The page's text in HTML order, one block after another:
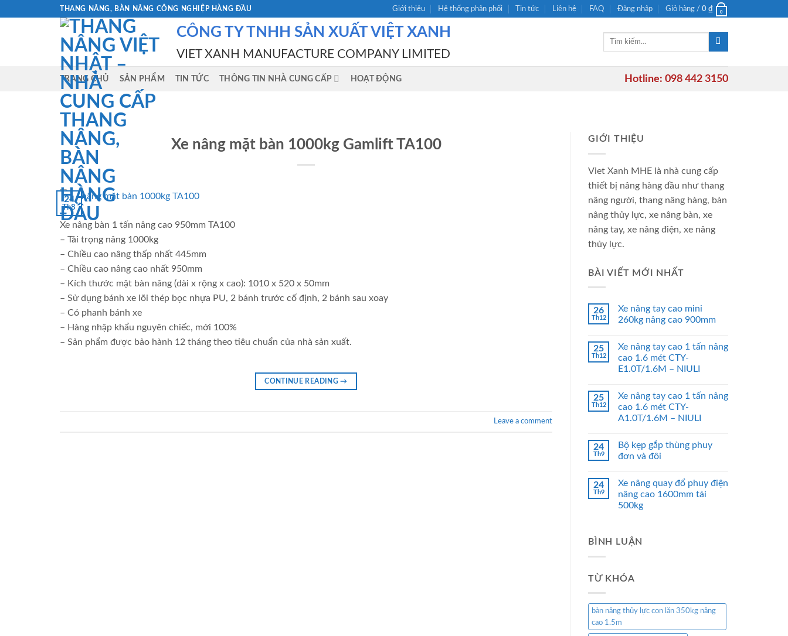
THANG NÂNG, BÀN NÂNG CÔNG NGHIỆP HÀNG ĐẦU Giới thiệu Hệ thống phân phối Tin tức Liên hệ FAQ Đăng nhập Giỏ hàng / 0 ₫ 0
CÔNG TY TNHH SẢN XUẤT VIỆT XANH
VIET XANH MANUFACTURE COMPANY LIMITED
Tìm
TRANG CHỦ SẢN PHẨM TIN TỨC THÔNG TIN NHÀ CUNG CẤP HOẠT ĐỘNG Hotline: 098 442 3150
Xe nâng mặt bàn 1000kg Gamlift TA100
24
Th8
Xe nâng bàn 1 tấn nâng cao 950mm TA100
– Tải trọng nâng 1000kg
– Chiều cao nâng thấp nhất 445mm
– Chiều cao nâng cao nhất 950mm
– Kích thước mặt bàn nâng (dài x rộng x cao): 1010 x 520 x 50mm
– Sử dụng bánh xe lõi thép bọc nhựa PU, 2 bánh trước cố định, 2 bánh sau xoay
– Có phanh bánh xe
– Hàng nhập khẩu nguyên chiếc, mới 100%
– Sản phẩm được bảo hành 12 tháng theo tiêu chuẩn của nhà sản xuất.
CONTINUE READING→
Leave a comment
GIỚI THIỆU
Viet Xanh MHE là nhà cung cấp
thiết bị nâng hàng đầu như thang
nâng người, thang nâng hàng, bàn
nâng thủy lực, xe nâng bàn, xe
nâng tay, xe nâng điện, xe nâng
thủy lực.
BÀI VIẾT MỚI NHẤT
26
Th12
Xe nâng tay cao mini
260kg nâng cao 900mm
25
Th12
Xe nâng tay cao 1 tấn nâng
cao 1.6 mét CTY-
E1.0T/1.6M – NIULI
25
Th12
Xe nâng tay cao 1 tấn nâng
cao 1.6 mét CTY-
A1.0T/1.6M – NIULI
24
Th9
Bộ kẹp gắp thùng phuy
đơn và đôi
24
Th9
Xe nâng quay đổ phuy điện
nâng cao 1600mm tải
500kg
BÌNH LUẬN
TỪ KHÓA
bàn nâng thủy lực con lăn 350kg nâng
cao 1.5m